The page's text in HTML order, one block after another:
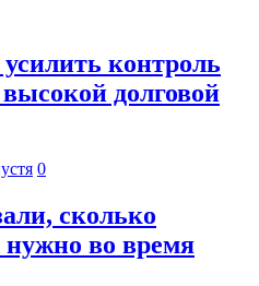
контроль
долговой
0
сколько
нужно во время